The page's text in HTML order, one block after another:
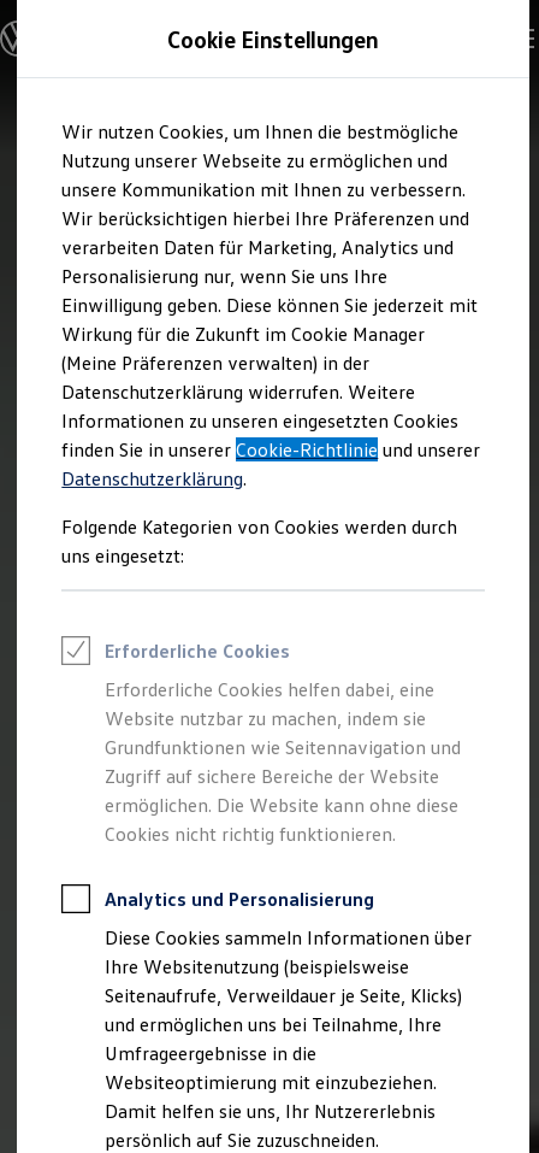
Hauptinhalt
springen
Footer
springen
Modelle und Konfigurator
Konfigurator
Modelle vergleichen
Elektroautos
ENERGY Sondermodelle
Nutzfahrzeuge
SUV und CUV
Familienautos
Kombis
Kompaktwagen
Sportwagen
Schnell verfügbare Fahrzeuge
Angebote und Produkte
Aktuelle Angebote
E-Auto-Förderung
Volkswagen Marktplatz
Die ENERGY Sondermodelle
Junge Gebrauchtwagen und Gebrauchtwagen
Volkswagen Zertifizierte Gebrauchtwagen
Elektromobilität bei Gebrauchtwagen
Saisonangebote
Reifenpakete
Leasing
Leasing-Angebote
Elektroauto Leasing
Kleinwagen-Leasing
Leasing ohne Anzahlung
Finanzierung
Autokredit mit Schlussrate
Versicherungen und Garantien
Kfz-Versicherung
Restschuldversicherungen
Garantien
Professional Class bei Volkswagen
Behörden
Direktkunden
Sonderfahrzeuge
Anpfiff zum Gewinn
Elektromobilität
Elektroautos
ID. Tutorials
Elektrofahrzeugkonzepte
ID. EVERY1
Reichweite
Cookie Einstellungen
Wir nutzen Cookies, um Ihnen die bestmögliche
Nutzung unserer Webseite zu ermöglichen und
unsere Kommunikation mit Ihnen zu verbessern.
Wir berücksichtigen hierbei Ihre Präferenzen und
verarbeiten Daten für Marketing, Analytics und
Personalisierung nur, wenn Sie uns Ihre
Einwilligung geben. Diese können Sie jederzeit mit
Wirkung für die Zukunft im Cookie Manager
(Meine Präferenzen verwalten) in der
Datenschutzerklärung widerrufen. Weitere
Informationen zu unseren eingesetzten Cookies
finden Sie in unsererCookie-Richtlinie und unserer
Datenschutzerklärung.
Folgende Kategorien von Cookies werden durch
uns eingesetzt:
Erforderliche Cookies
Erforderliche Cookies helfen dabei, eine
Website nutzbar zu machen, indem sie
Grundfunktionen wie Seitennavigation und
Zugriff auf sichere Bereiche der Website
ermöglichen. Die Website kann ohne diese
Cookies nicht richtig funktionieren.
Analytics und Personalisierung
Diese Cookies sammeln Informationen über
Ihre Websitenutzung (beispielsweise
Seitenaufrufe, Verweildauer je Seite, Klicks)
und ermöglichen uns bei Teilnahme, Ihre
Umfrageergebnisse in die
Websiteoptimierung mit einzubeziehen.
Damit helfen sie uns, Ihr Nutzererlebnis
persönlich auf Sie zuzuschneiden.